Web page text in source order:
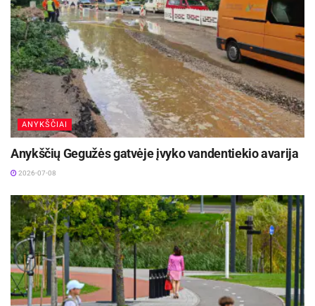
ANYKŠČIAI
Anykščių Gegužės gatvėje įvyko vandentiekio avarija
2026-07-08